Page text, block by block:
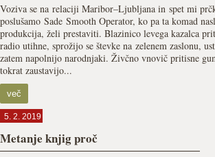
Voziva se na relaciji Maribor–Ljubljana in spet mi
poslušamo Sade Smooth Operator, ko pa ta komad
produkcija, želi prestaviti. Blazinico levega kazalca
radio utihne, sprožijo se števke na zelenem zaslonu,
zatem napolnijo narodnjaki. Živčno vnovič pritisne
tokrat zaustavijo...
več
5. 2. 2019
Metanje knjig proč